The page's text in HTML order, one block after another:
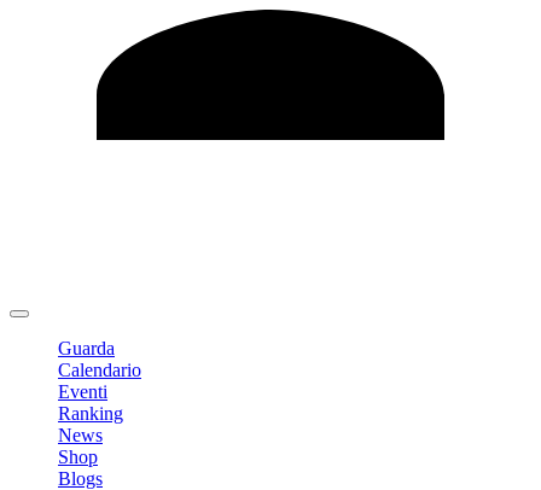
Guarda
Calendario
Eventi
Ranking
News
Shop
Blogs